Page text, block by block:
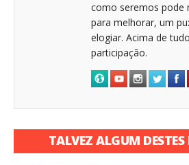
como seremos pode
para melhorar, um
elogiar. Acima de
participação.
TALVEZ ALGUM DESTES